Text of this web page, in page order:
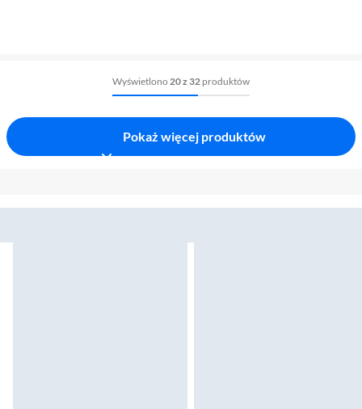
Wyświetlono 20 z 32 produktów
Pokaż więcej produktów